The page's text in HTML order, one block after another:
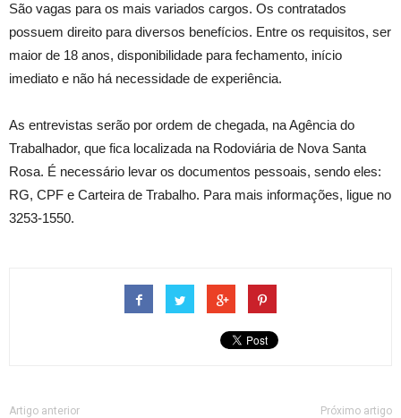
São vagas para os mais variados cargos. Os contratados
possuem direito para diversos benefícios. Entre os requisitos, ser
maior de 18 anos, disponibilidade para fechamento, início
imediato e não há necessidade de experiência.
As entrevistas serão por ordem de chegada, na Agência do
Trabalhador, que fica localizada na Rodoviária de Nova Santa
Rosa. É necessário levar os documentos pessoais, sendo eles:
RG, CPF e Carteira de Trabalho. Para mais informações, ligue no
3253-1550.
Artigo anterior Próximo artigo